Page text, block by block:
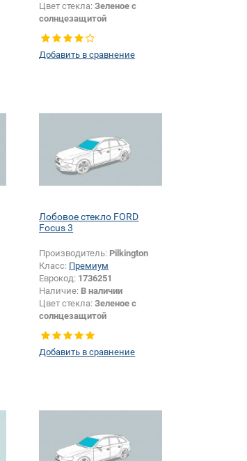
Цвет стекла:Зеленое с
солнцезащитой
Появление или изменение
шелкографии:
Добавить в сравнение
Лобовое стекло FORD
Focus 3
Производитель: Pilkington
Класс: Премиум
Еврокод: 1736251
Наличие: В наличии
Цвет стекла:Зеленое с
солнцезащитой
Добавить в сравнение